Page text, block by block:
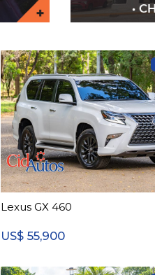
Lexus GX 460
US$ 55,900